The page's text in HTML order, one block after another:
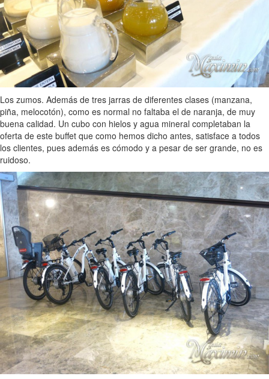
Los zumos. Además de tres jarras de diferentes clases (manzana,
piña, melocotón), como es normal no faltaba el de naranja, de muy
buena calidad. Un cubo con hielos y agua mineral completaban la
oferta de este buffet que como hemos dicho antes, satisface a todos
los clientes, pues además es cómodo y a pesar de ser grande, no es
ruidoso.